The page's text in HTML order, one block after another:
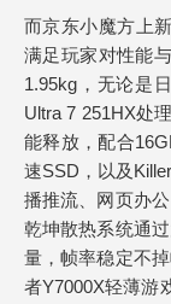
而京东小魔方上
满足玩家对性能
1.95kg，无论是
Ultra 7 251HX处
能释放，配合
速SSD，以及
播推流、网页办
乾坤散热系统通
量，帧率稳定不
者Y7000X轻薄游